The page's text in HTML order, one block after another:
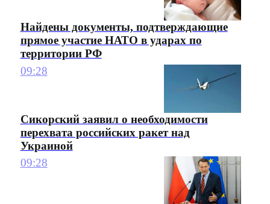
Найдены документы, подтверждающие
прямое участие НАТО в ударах по
территории РФ
09:28
Сикорский заявил о необходимости
перехвата российских ракет над
Украиной
09:28